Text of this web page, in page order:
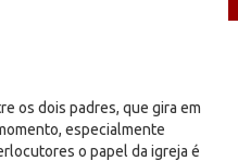
os dois padres, que gira em
especialmente
o papel da igreja é